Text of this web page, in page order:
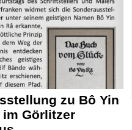
zu Bô Yin
im Görlitzer